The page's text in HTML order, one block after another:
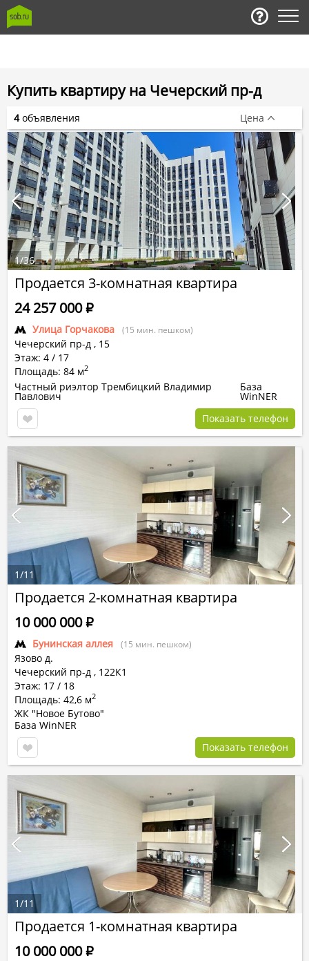
Купить квартиру на Чечерский пр-д
Продается 3-комнатная квартира
Улица Горчакова (15 мин. пешком)
Чечерский пр-д , 15
Этаж: 4 / 17
Площадь: 84 м2
24 257 000Р
Частный риэлтор Трембицкий Владимир
Павлович
База
WinNER
Показать телефон
1/36
Продается 2-комнатная квартира
Бунинская аллея (15 мин. пешком)
Язово д.
Чечерский пр-д , 122К1
Этаж: 17 / 18
Площадь: 42,6 м2
ЖК "Новое Бутово"
10 000 000Р
База WinNER
Показать телефон
1/11
Продается 1-комнатная квартира
10 000 000Р
1/11
4объявления Цена